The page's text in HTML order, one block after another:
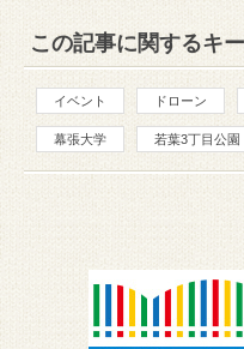
この記事に関するキ
イベント ドローン
幕張大学 若葉3丁目公園